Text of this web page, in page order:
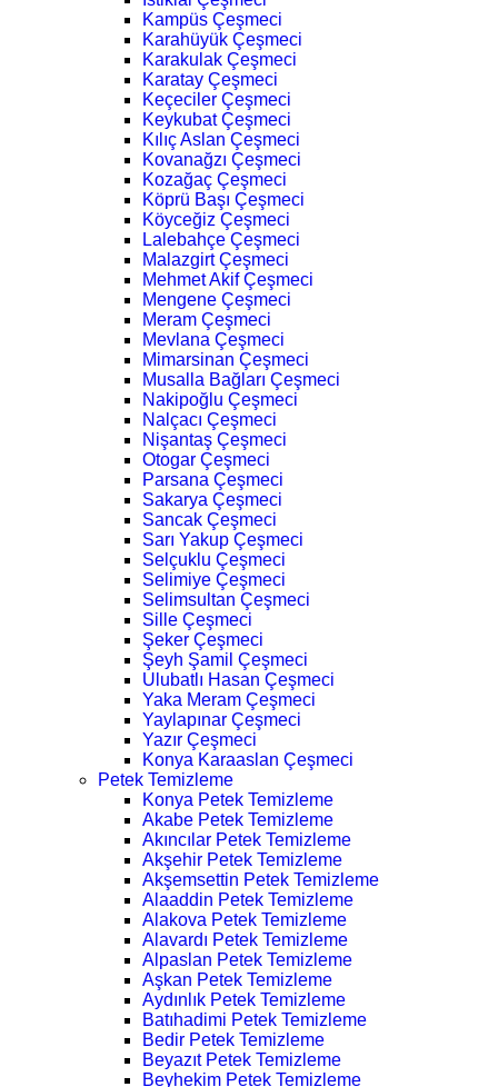
Kampüs Çeşmeci
Karahüyük Çeşmeci
Karakulak Çeşmeci
Karatay Çeşmeci
Keçeciler Çeşmeci
Keykubat Çeşmeci
Kılıç Aslan Çeşmeci
Kovanağzı Çeşmeci
Kozağaç Çeşmeci
Köprü Başı Çeşmeci
Köyceğiz Çeşmeci
Lalebahçe Çeşmeci
Malazgirt Çeşmeci
Mehmet Akif Çeşmeci
Mengene Çeşmeci
Meram Çeşmeci
Mevlana Çeşmeci
Mimarsinan Çeşmeci
Musalla Bağları Çeşmeci
Nakipoğlu Çeşmeci
Nalçacı Çeşmeci
Nişantaş Çeşmeci
Otogar Çeşmeci
Parsana Çeşmeci
Sakarya Çeşmeci
Sancak Çeşmeci
Sarı Yakup Çeşmeci
Selçuklu Çeşmeci
Selimiye Çeşmeci
Selimsultan Çeşmeci
Sille Çeşmeci
Şeker Çeşmeci
Şeyh Şamil Çeşmeci
Ulubatlı Hasan Çeşmeci
Yaka Meram Çeşmeci
Yaylapınar Çeşmeci
Yazır Çeşmeci
Konya Karaaslan Çeşmeci
Petek Temizleme
Konya Petek Temizleme
Akabe Petek Temizleme
Akıncılar Petek Temizleme
Akşehir Petek Temizleme
Akşemsettin Petek Temizleme
Alaaddin Petek Temizleme
Alakova Petek Temizleme
Alavardı Petek Temizleme
Alpaslan Petek Temizleme
Aşkan Petek Temizleme
Aydınlık Petek Temizleme
Batıhadimi Petek Temizleme
Bedir Petek Temizleme
Beyazıt Petek Temizleme
Beyhekim Petek Temizleme